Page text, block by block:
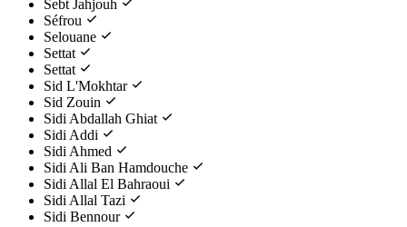
Sebt Jahjouh
Séfrou
Selouane
Settat
Settat
Sid L'Mokhtar
Sid Zouin
Sidi Abdallah Ghiat
Sidi Addi
Sidi Ahmed
Sidi Ali Ban Hamdouche
Sidi Allal El Bahraoui
Sidi Allal Tazi
Sidi Bennour